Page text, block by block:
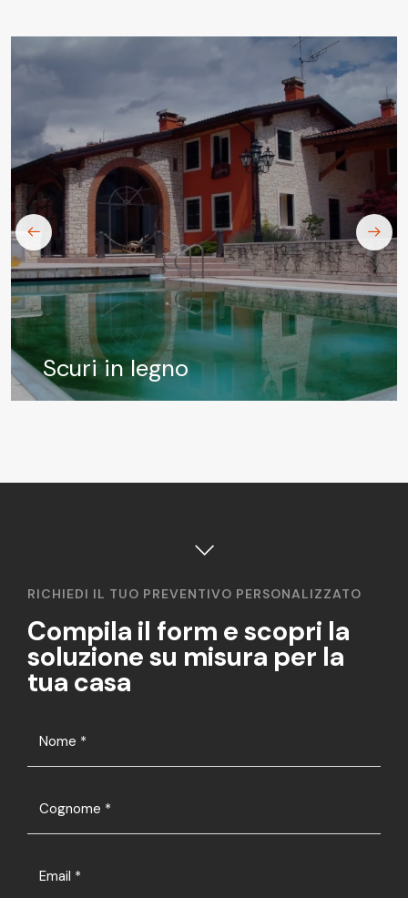
Scuri in legno
RICHIEDI IL TUO PREVENTIVO PERSONALIZZATO
Compila il form e scopri la
soluzione su misura per la
tua casa
Nome *
Cognome *
Email *